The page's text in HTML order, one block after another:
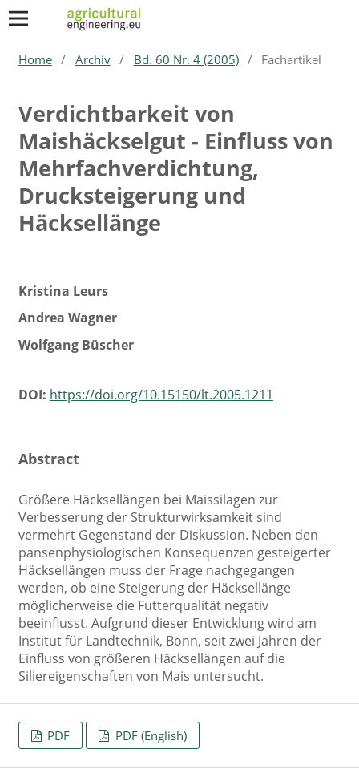
Home / Archiv / Bd. 60 Nr. 4 (2005) / Fachartikel
Verdichtbarkeit von
Maishäckselgut - Einfluss von
Mehrfachverdichtung,
Drucksteigerung und
Häcksellänge
Kristina Leurs
Andrea Wagner
Wolfgang Büscher
DOI: https://doi.org/10.15150/lt.2005.1211
Abstract
Größere Häcksellängen bei Maissilagen zur
Verbesserung der Strukturwirksamkeit sind
vermehrt Gegenstand der Diskussion. Neben den
pansenphysiologischen Konsequenzen gesteigerter
Häcksellängen muss der Frage nachgegangen
werden, ob eine Steigerung der Häcksellänge
möglicherweise die Futterqualität negativ
beeinflusst. Aufgrund dieser Entwicklung wird am
Institut für Landtechnik, Bonn, seit zwei Jahren der
Einfluss von größeren Häcksellängen auf die
Siliereigenschaften von Mais untersucht.
PDF PDF (English)